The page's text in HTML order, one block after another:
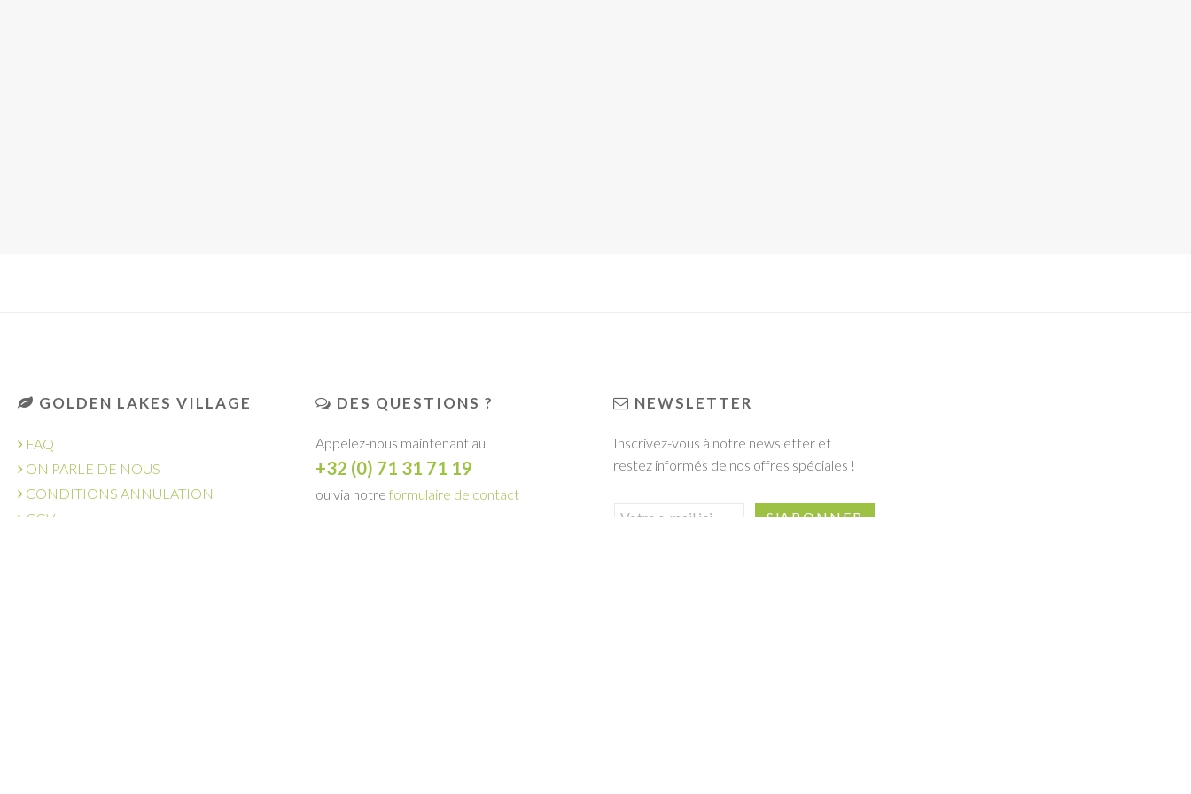
GOLDEN LAKES VILLAGE
FAQ
ON PARLE DE NOUS
CONDITIONS ANNULATION
CGV
DES QUESTIONS ?
Appelez-nous maintenant au
+32 (0) 71 31 71 19
ou via notre formulaire de contact
NEWSLETTER
Inscrivez-vous à notre newsletter et
restez informés de nos offres spéciales !